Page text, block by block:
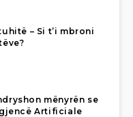
– Si t’i mbroni
mënyrën se
Artificiale